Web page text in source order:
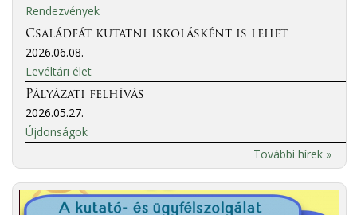
Rendezvények
Családfát kutatni iskolásként is lehet
2026.06.08.
Levéltári élet
Pályázati felhívás
2026.05.27.
Újdonságok
További hírek »